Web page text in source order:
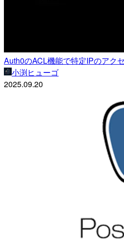
Auth0のACL機能で特定IPのアク
小渕ヒューゴ
2025.09.20